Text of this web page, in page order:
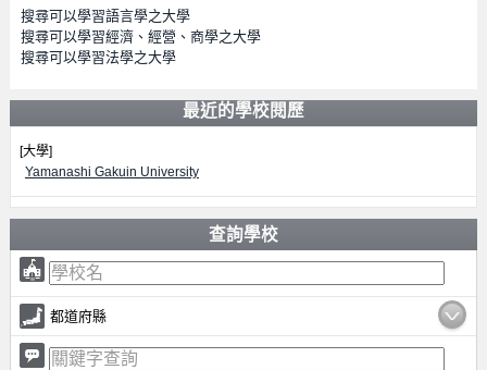
搜尋可以學習語言學之大學
搜尋可以學習經濟、經營、商學之大學
搜尋可以學習法學之大學
最近的學校閱歷
[大學]
Yamanashi Gakuin University
查詢學校
都道府縣